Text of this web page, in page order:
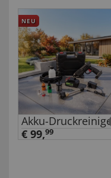
NEU
Akku-
€ 99,99